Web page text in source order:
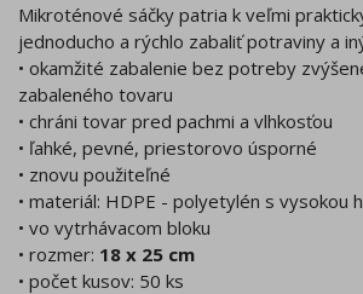
Mikroténové sáčky patria k veľmi
jednoducho a rýchlo zabaliť potraviny a
• okamžité zabalenie bez potreby
zabaleného tovaru
• chráni tovar pred pachmi a vlhkosťou
• ľahké, pevné, priestorovo úsporné
• znovu použiteľné
• materiál: HDPE - polyetylén s vysokou
• vo vytrhávacom bloku
• rozmer: 18 x 25 cm
• počet kusov: 50 ks